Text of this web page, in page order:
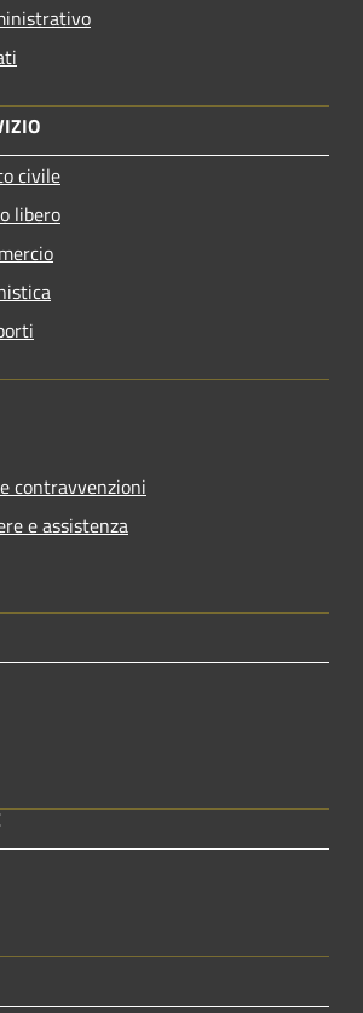
civile
libero
contravvenzioni
e assistenza